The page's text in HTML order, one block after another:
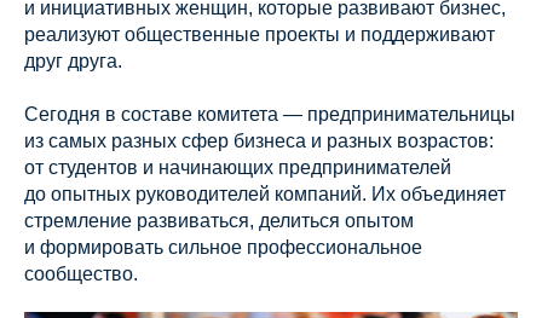
и инициативных женщин, которые развивают бизнес,
реализуют общественные проекты и поддерживают
друг друга.
Сегодня в составе комитета — предпринимательницы
из самых разных сфер бизнеса и разных возрастов:
от студентов и начинающих предпринимателей
до опытных руководителей компаний. Их объединяет
стремление развиваться, делиться опытом
и формировать сильное профессиональное
сообщество.